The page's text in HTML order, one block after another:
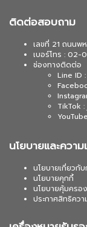
ติดต่อสอบถาม
เลขที่ 21 ถนนพ
เบอร์โทร : 02-
ช่องทางติดต่อ
Line ID
TikTok
นโยบายและควา
นโยบายเกี่ยวกั
นโยบายคุกกี้
นโยบายคุ้มครอ
ประกาศสิทธิคว